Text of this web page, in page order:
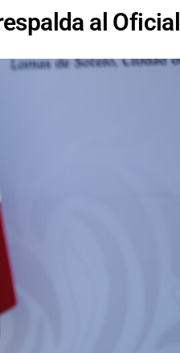
al Oficial